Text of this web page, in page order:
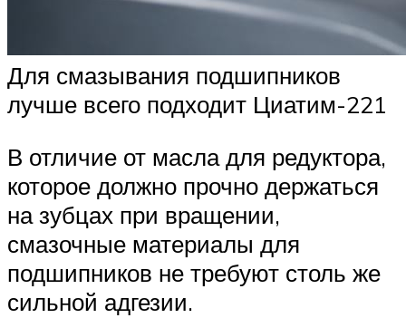
Для смазывания подшипников
лучше всего подходит Циатим-221
В отличие от масла для редуктора,
которое должно прочно держаться
на зубцах при вращении,
смазочные материалы для
подшипников не требуют столь же
сильной адгезии.